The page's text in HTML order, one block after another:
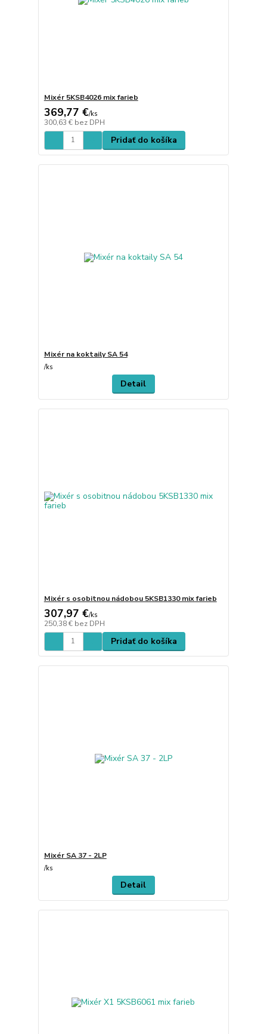
Mixér 5KSB4026 mix farieb
369,77 €/ks
300,63 € bez DPH
Pridať do košíka
Mixér na koktaily SA 54
/ks
Detail
Mixér s osobitnou nádobou 5KSB1330 mix farieb
307,97 €/ks
250,38 € bez DPH
Pridať do košíka
Mixér SA 37 - 2LP
/ks
Detail